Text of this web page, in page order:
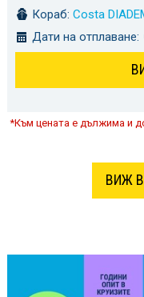
Кораб: Costa
Дати на отплаване:
*Към цената е дължима и
ВИЖ